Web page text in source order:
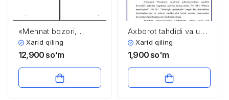
«Mehnat bozori,
turmush darajasi va
daromadlari
(O’zbekiston misolida)
Xarid qiling
12,900 so'm
Axborot tahdidi va u
nimalarda namoyon
bo’ladi?
Xarid qiling
1,900 so'm